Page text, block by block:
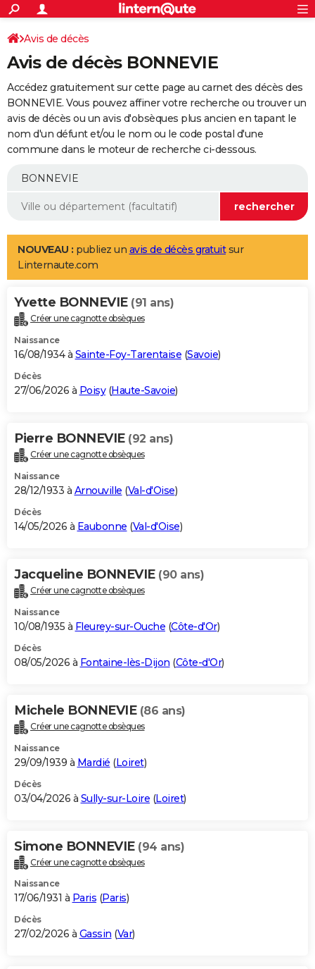
ACTUALITÉS
Politique
Société
Faits Divers
Education
Monde
Villes
+
SPORT
Coupe du monde 2026
Football
Tennis
Cyclisme
Rugby
Forum
Programme TV
TNT
Streaming
Cinéma
Sorties cinéma
Musique
+
FINANCE
Retraite
Epargne
Immobilier
Risques naturels par ville
Banque
Assurance
AUTO
Essais
Réserver un essai
Citadines
Berlines
SUV
Forum auto
+
Mobiles
Meilleur smartphone
Internet
Ordinateurs
Jeux vidéo
Guide high-tech
Aménagement intérieur
LIFESTYLE
Art de vivre
Bien-être
Loisirs
Mode
Modes de vie
Alimentation
Guide de la santé
Maladies
Médicaments
Sommeil
VOYAGE
Destinations
City break
Voyage nature
Voyage de noces
Forum
Climat
+PHOTO
GUIDES D'ACHAT
BONS PLANS
Carte de Noël
Carte Bonne année
Carte Saint-Valentin
Carte Pâques
Carte d'anniversaire
DICTIONNAIRE
Dictionnaire
Biographies
Citations
Expressions
Proverbes
PROGRAMME TV
S'inscrire
Se connecter
Lycées
Collèges
Primaires
Universités
Entreprises
Service militaire
Avis de recherche
AVIS DE DÉCÈS
Bricolage
Lifestyle
Culture
Sport
Auto
Television
Voyage
Cinema
Avis de décès
Avis de décès BONNEVIE
Accédez gratuitement sur cette page au carnet des décès des
BONNEVIE. Vous pouvez affiner votre recherche ou trouver un
avis de décès ou un avis d'obsèques plus ancien en tapant le
nom d'un défunt et/ou le nom ou le code postal d'une
commune dans le moteur de recherche ci-dessous.
NOUVEAU : publiez un avis de décès gratuitsur
Linternaute.com
Yvette BONNEVIE (91 ans)
Créer une cagnotte obsèques
Naissance
16/08/1934 à Sainte-Foy-Tarentaise (Savoie)
Décès
27/06/2026 à Poisy(Haute-Savoie)
Pierre BONNEVIE (92 ans)
Créer une cagnotte obsèques
Naissance
28/12/1933 à Arnouville (Val-d'Oise)
Décès
14/05/2026 à Eaubonne (Val-d'Oise)
Jacqueline BONNEVIE (90 ans)
Créer une cagnotte obsèques
Naissance
10/08/1935 à Fleurey-sur-Ouche (Côte-d'Or)
Décès
08/05/2026 à Fontaine-lès-Dijon (Côte-d'Or)
Michele BONNEVIE (86 ans)
Créer une cagnotte obsèques
Naissance
29/09/1939 à Mardié (Loiret)
Décès
03/04/2026 à Sully-sur-Loire (Loiret)
Simone BONNEVIE (94 ans)
Créer une cagnotte obsèques
Naissance
17/06/1931 à Paris (Paris)
Décès
27/02/2026 à Gassin (Var)